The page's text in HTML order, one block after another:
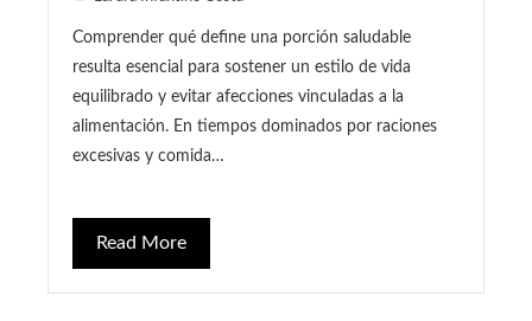
Comprender qué define una porción saludable
resulta esencial para sostener un estilo de vida
equilibrado y evitar afecciones vinculadas a la
alimentación. En tiempos dominados por raciones
excesivas y comida…
Read More